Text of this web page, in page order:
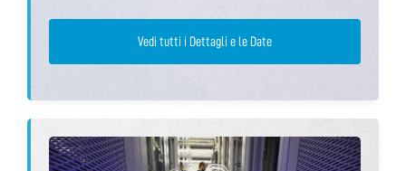
Vedi tutti i Dettagli e le Date